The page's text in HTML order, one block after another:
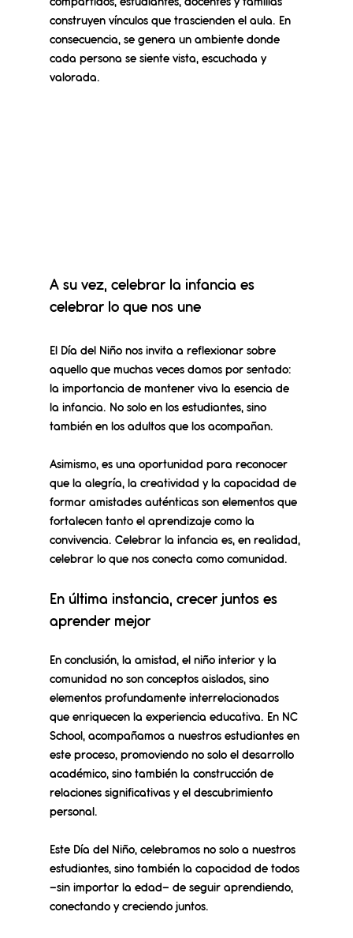
compartidos, estudiantes, docentes y familias
construyen vínculos que trascienden el aula. En
consecuencia, se genera un ambiente donde
cada persona se siente vista, escuchada y
valorada.
A su vez, celebrar la infancia es
celebrar lo que nos une
El Día del Niño nos invita a reflexionar sobre
aquello que muchas veces damos por sentado:
la importancia de mantener viva la esencia de
la infancia. No solo en los estudiantes, sino
también en los adultos que los acompañan.
Asimismo, es una oportunidad para reconocer
que la alegría, la creatividad y la capacidad de
formar amistades auténticas son elementos que
fortalecen tanto el aprendizaje como la
convivencia. Celebrar la infancia es, en realidad,
celebrar lo que nos conecta como comunidad.
En última instancia, crecer juntos es
aprender mejor
En conclusión, la amistad, el niño interior y la
comunidad no son conceptos aislados, sino
elementos profundamente interrelacionados
que enriquecen la experiencia educativa. En NC
School, acompañamos a nuestros estudiantes en
este proceso, promoviendo no solo el desarrollo
académico, sino también la construcción de
relaciones significativas y el descubrimiento
personal.
Este Día del Niño, celebramos no solo a nuestros
estudiantes, sino también la capacidad de todos
—sin importar la edad— de seguir aprendiendo,
conectando y creciendo juntos.